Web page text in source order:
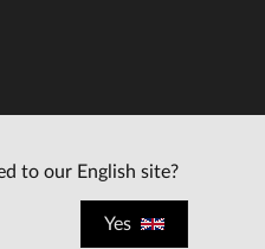
to our English site?
Yes